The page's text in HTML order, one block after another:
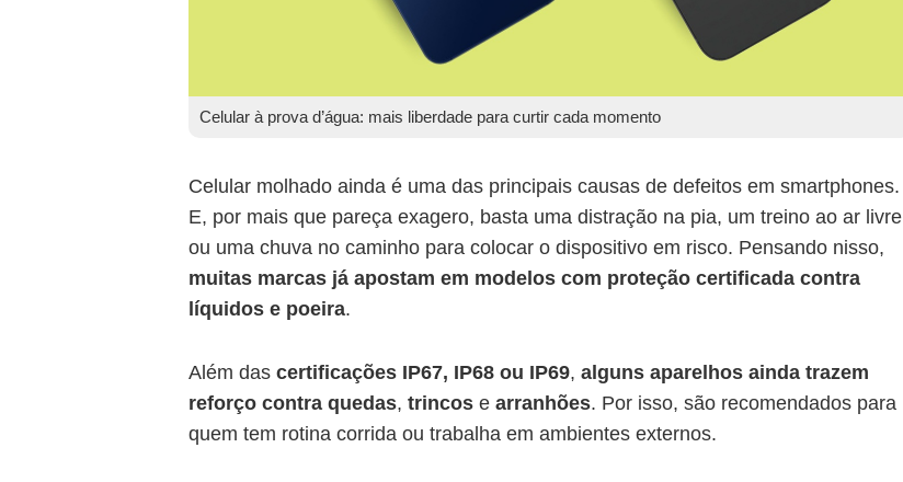
Celular à prova d’água: mais liberdade para curtir cada momento
Celular molhado ainda é uma das principais causas de defeitos em smartphones.
E, por mais que pareça exagero, basta uma distração na pia, um treino ao ar livre
ou uma chuva no caminho para colocar o dispositivo em risco. Pensando nisso,
muitas marcas já apostam em modelos com proteção certificada contra
líquidos e poeira.
Além das certificações IP67, IP68 ou IP69, alguns aparelhos ainda trazem
reforço contra quedas, trincos e arranhões. Por isso, são recomendados para
quem tem rotina corrida ou trabalha em ambientes externos.